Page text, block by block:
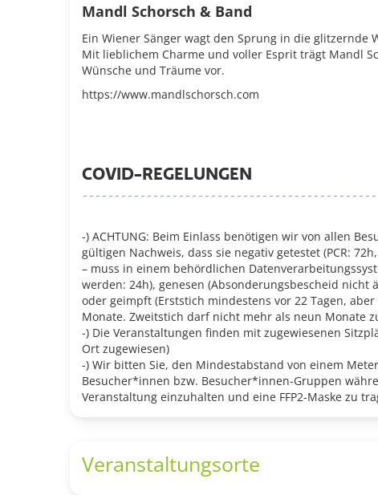
Mandl Schorsch & Band
Ein Wiener Sänger wagt den Sprung in die glitzernde
Mit lieblichem Charme und voller Esprit trägt Mandl
Wünsche und Träume vor.
https://www.mandlschorsch.com
COVID-REGELUNGEN
-) ACHTUNG: Beim Einlass benötigen wir von allen
gültigen Nachweis, dass sie negativ getestet (PCR:
– muss in einem behördlichen
werden: 24h), genesen (Absonderungsbescheid nicht
oder geimpft (Erststich mindestens vor 22 Tagen,
Monate. Zweitstich darf nicht mehr als neun Monate
-) Die Veranstaltungen finden mit zugewiesenen
Ort zugewiesen)
-) Wir bitten Sie, den Mindestabstand von einem
Besucher*innen bzw. Besucher*innen-Gruppen
Veranstaltung einzuhalten und eine FFP2-Maske zu
Veranstaltungsorte